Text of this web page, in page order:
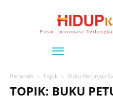
Pusat Informasi
Beranda Topik Buku Petunjuk
TOPIK: BUKU